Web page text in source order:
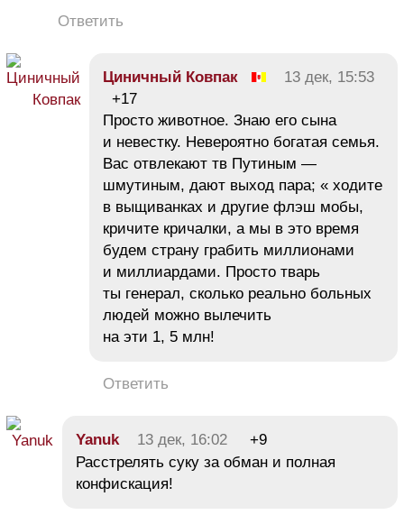
Ответить
Циничный Ковпак
13 дек, 15:53
+17
Просто животное. Знаю его сына
и невестку. Невероятно богатая семья.
Вас отвлекают тв Путиным —
шмутиным, дают выход пара; « ходите
в выщиванках и другие флэш мобы,
кричите кричалки, а мы в это время
будем страну грабить миллионами
и миллиардами. Просто тварь
ты генерал, сколько реально больных
людей можно вылечить
на эти 1, 5 млн!
Ответить
Yanuk 13 дек, 16:02
+9
Расстрелять суку за обман и полная
конфискация!